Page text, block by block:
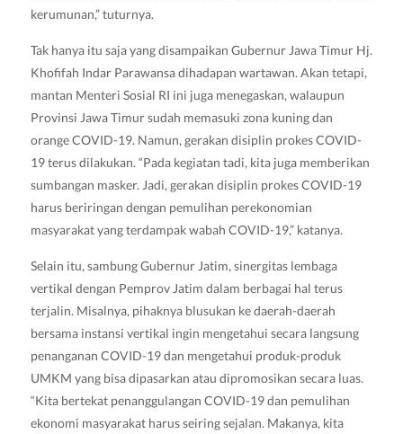
kerumunan,” tuturnya.
Tak hanya itu saja yang disampaikan Gubernur Jawa Timur Hj.
Khofifah Indar Parawansa dihadapan wartawan. Akan tetapi,
mantan Menteri Sosial RI ini juga menegaskan, walaupun
Provinsi Jawa Timur sudah memasuki zona kuning dan
orange COVID-19. Namun, gerakan disiplin prokes COVID-
19 terus dilakukan. “Pada kegiatan tadi, kita juga memberikan
sumbangan masker. Jadi, gerakan disiplin prokes COVID-19
harus beriringan dengan pemulihan perekonomian
masyarakat yang terdampak wabah COVID-19,” katanya.
Selain itu, sambung Gubernur Jatim, sinergitas lembaga
vertikal dengan Pemprov Jatim dalam berbagai hal terus
terjalin. Misalnya, pihaknya blusukan ke daerah-daerah
bersama instansi vertikal ingin mengetahui secara langsung
penanganan COVID-19 dan mengetahui produk-produk
UMKM yang bisa dipasarkan atau dipromosikan secara luas.
“Kita bertekat penanggulangan COVID-19 dan pemulihan
ekonomi masyarakat harus seiring sejalan. Makanya, kita